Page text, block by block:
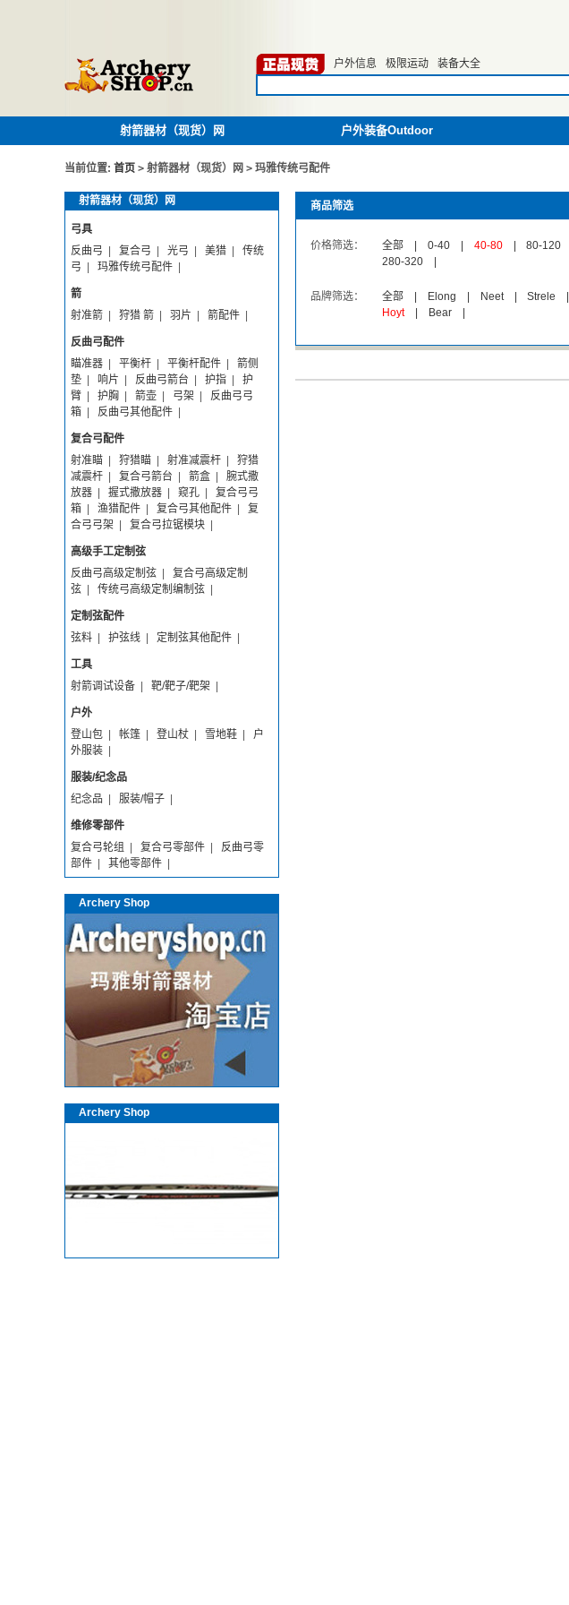
户外信息 极限运动
装备大全
射箭器材（现货）网 户外装备Outdoor
当前位置: 首页 > 射箭器材（现货）网 > 玛雅传统弓配件
射箭器材（现货）网
弓具
反曲弓
复合弓 光弓 美猎
传统
弓
玛雅传统弓配件
箭
射准箭
狩猎 箭 羽片 箭配件
反曲弓配件
瞄准器
平衡杆 平衡杆配件
箭侧
垫
响片 反曲弓箭台 护指
护
臂
护胸 箭壶 弓架
反曲弓弓
箱
反曲弓其他配件
复合弓配件
射准瞄
狩猎瞄 射准减震杆
狩猎
减震杆
复合弓箭台 箭盒
腕式撒
放器
握式撒放器 窥孔
复合弓弓
箱
渔猎配件 复合弓其他配件
复
合弓弓架
复合弓拉锯模块
高级手工定制弦
反曲弓高级定制弦
复合弓高级定制
弦
传统弓高级定制编制弦
定制弦配件
弦料
护弦线 定制弦其他配件
工具
射箭调试设备
靶/靶子/靶架
户外
登山包
帐篷 登山杖 雪地鞋
户
外服装
服装/纪念品
纪念品
服装/帽子
维修零部件
复合弓轮组
复合弓零部件
反曲弓零
部件
其他零部件
Archery Shop
Archery Shop
商品筛选
价格筛选： 全部 0-40 40-80| 80-120
280-320
品牌筛选： 全部 | Elong | Neet| Strele |
Hoyt| Bear |